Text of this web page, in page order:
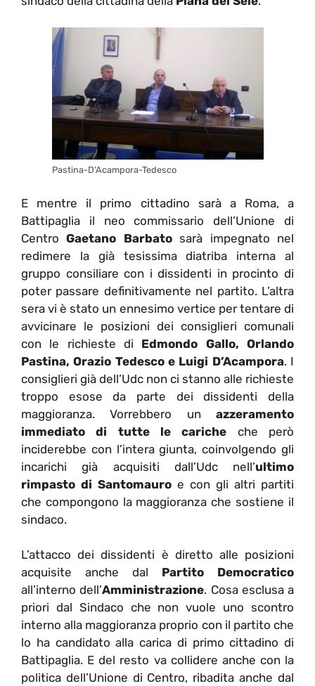
Pastina-D'Acampora-Tedesco
E mentre il primo cittadino sarà a Roma, a
Battipaglia il neo commissario dell’Unione di
CentroGaetano Barbatosarà impegnato nel
redimere la già tesissima diatriba interna al
gruppo consiliare con i dissidenti in procinto di
poter passare definitivamente nel partito. L’altra
sera vi è stato un ennesimo vertice per tentare di
avvicinare le posizioni dei consiglieri comunali
con le richieste di Edmondo Gallo, Orlando
Pastina, Orazio Tedesco e Luigi D’Acampora. I
consiglieri già dell’Udc non ci stanno alle richieste
troppo esose da parte dei dissidenti della
maggioranza. Vorrebbero un azzeramento
immediato di tutte le cariche che però
inciderebbe con l’intera giunta, coinvolgendo gli
incarichi già acquisiti dall’Udc nell’ultimo
rimpasto di Santomauro e con gli altri partiti
che compongono la maggioranza che sostiene il
sindaco.
L’attacco dei dissidenti è diretto alle posizioni
acquisite anche dal Partito Democratico
all’interno dell’Amministrazione. Cosa esclusa a
priori dal Sindaco che non vuole uno scontro
interno alla maggioranza proprio con il partito che
lo ha candidato alla carica di primo cittadino di
Battipaglia. E del resto va collidere anche con la
politica dell’Unione di Centro, ribadita anche dal